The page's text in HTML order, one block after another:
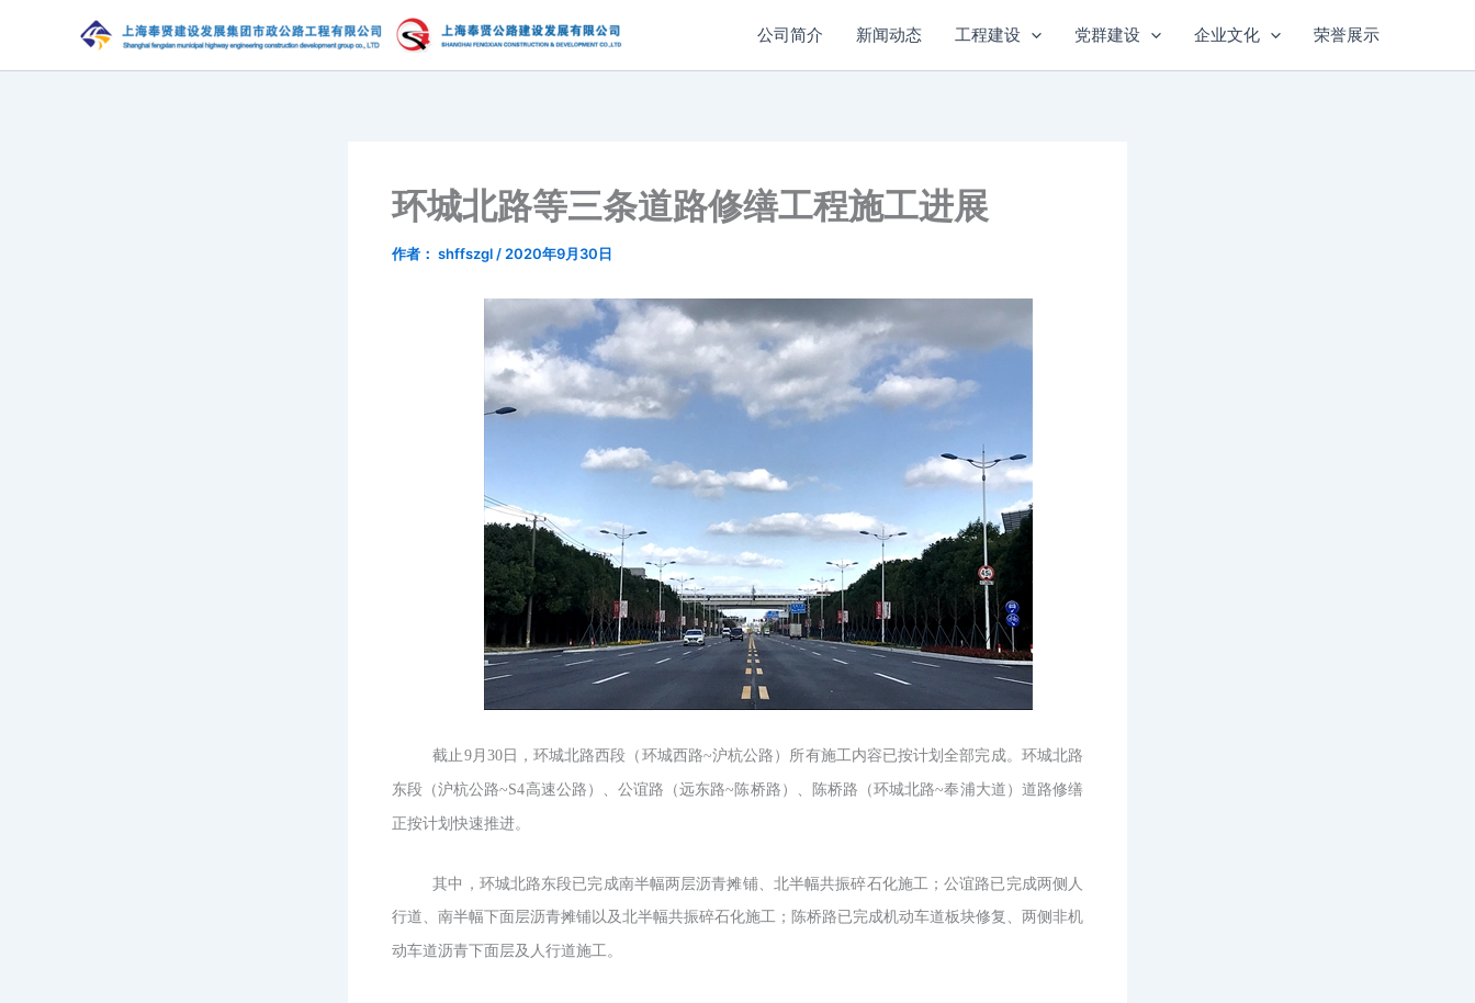
内
公司简介 新闻动态 工程建设 党群建设 企业文化 荣誉展示
环城北路等三条道路修缮工程施工进展
作者： shffszgl / 2020年9月30日
截止 9月30日，环城北路西段（环城西路~沪杭公路）所有施工内容已按计划全部完成。环城北路
东段（沪杭公路~S4高速公路）、公谊路（远东路~陈桥路）、陈桥路（环城北路~奉浦大道）道路修缮
正按计划快速推进。
其中，环城北路东段已完成南半幅两层沥青摊铺、北半幅共振碎石化施工；公谊路已完成两侧人
行道、南半幅下面层沥青摊铺以及北半幅共振碎石化施工；陈桥路已完成机动车道板块修复、两侧非机
动车道沥青下面层及人行道施工。